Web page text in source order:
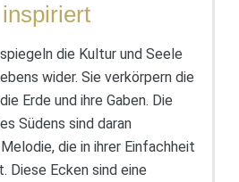
die Kultur und Seele
wider. Sie verkörpern die
Erde und ihre Gaben. Die
Südens sind daran
die in ihrer Einfachheit
Diese Ecken sind eine